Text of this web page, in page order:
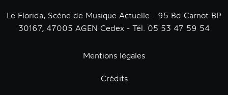
Le Florida, Scène de Musique Actuelle - 95 Bd Carnot BP
30167, 47005 AGEN Cedex - Tél. 05 53 47 59 54
Mentions légales
Crédits